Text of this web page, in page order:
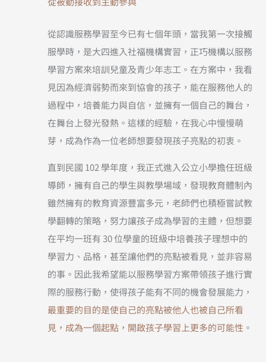
從認識服務學習至今已有七個年頭，當我第一次接觸
服學時，是大四進入社福機構實習，正巧機構以服務
學習方案來培訓兒童及青少年志工。在方案中，我看
見因為經濟弱勢而來到協會的孩子，能在服務他人的
過程中，培養能力與自信，並擁有一個自己的舞台，
在舞台上發光發熱。這樣的經驗，在我心中慢慢萌
芽，成為作為一位老師想要發現孩子亮點的初衷。
直到民國 102 學年度，我正式進入公立小學擔任班級
導師，擁有自己的學生與教學場域，發現教育體制內
雖然擁有的教育資源豐富多元，老師們也積極嘗試教
學翻轉的策略，努力讓孩子成為學習的主體，但想要
在平均一班有 30 位學童的班級中培養孩子理想中的
學習力、品格，甚至讓他們的亮點被看見，並非容易
的事。因此我希望能以服務學習方案帶領孩子進行實
際的服務行動，使得孩子能有不同的機會發展能力，
最重要的目的是使自己的亮點被他人也被自己所看
見，成為一個起點，開啟孩子學習上更多的可能性 。